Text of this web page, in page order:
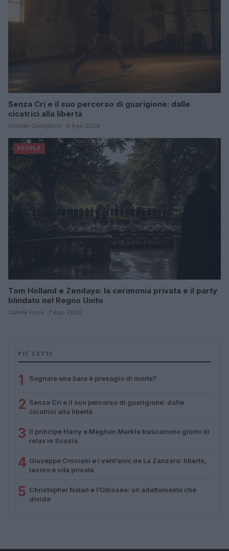
Senza Cri e il suo percorso di guarigione: dalle
cicatrici alla libertà
Cristian Castiglioni · 8 Ago 2026
PEOPLE
Tom Holland e Zendaya: la cerimonia privata e il party
blindato nel Regno Unito
Camilla Fiore · 7 Ago 2026
PIÙ LETTI
1 Sognare una bara è presagio di morte?
2 Senza Cri e il suo percorso di guarigione: dalle
cicatrici alla libertà
3 Il principe Harry e Meghan Markle trascorrono giorni di
relax in Scozia
4 Giuseppe Cruciani e i vent’anni de La Zanzara: libertà,
lavoro e vita privata
5 Christopher Nolan e l’Odissea: un adattamento che
divide